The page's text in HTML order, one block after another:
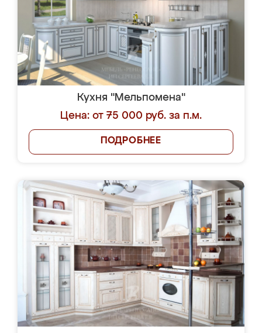
Кухня "Мельпомена"
Цена: от 75 000 руб. за п.м.
ПОДРОБНЕЕ